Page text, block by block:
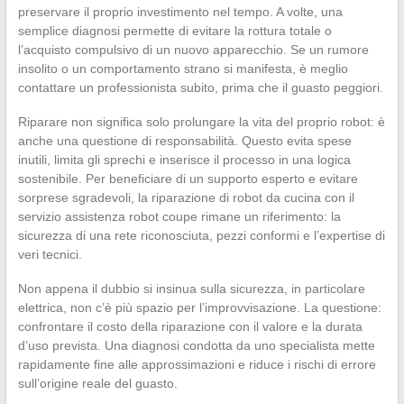
preservare il proprio investimento nel tempo. A volte, una
semplice diagnosi permette di evitare la rottura totale o
l’acquisto compulsivo di un nuovo apparecchio. Se un rumore
insolito o un comportamento strano si manifesta, è meglio
contattare un professionista subito, prima che il guasto peggiori.
Riparare non significa solo prolungare la vita del proprio robot: è
anche una questione di responsabilità. Questo evita spese
inutili, limita gli sprechi e inserisce il processo in una logica
sostenibile. Per beneficiare di un supporto esperto e evitare
sorprese sgradevoli, la riparazione di robot da cucina con il
servizio assistenza robot coupe rimane un riferimento: la
sicurezza di una rete riconosciuta, pezzi conformi e l’expertise di
veri tecnici.
Non appena il dubbio si insinua sulla sicurezza, in particolare
elettrica, non c’è più spazio per l’improvvisazione. La questione:
confrontare il costo della riparazione con il valore e la durata
d’uso prevista. Una diagnosi condotta da uno specialista mette
rapidamente fine alle approssimazioni e riduce i rischi di errore
sull’origine reale del guasto.